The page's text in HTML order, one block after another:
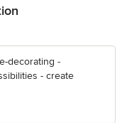
Sternen
decorating -
- create